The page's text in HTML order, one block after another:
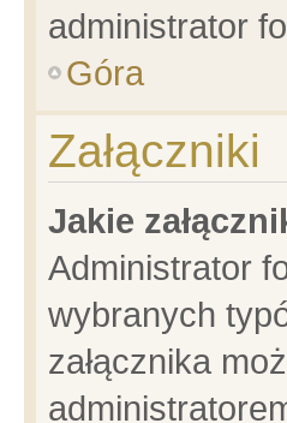
administrator
Góra
Załączniki
Jakie
Administrator
wybranych
załącznika